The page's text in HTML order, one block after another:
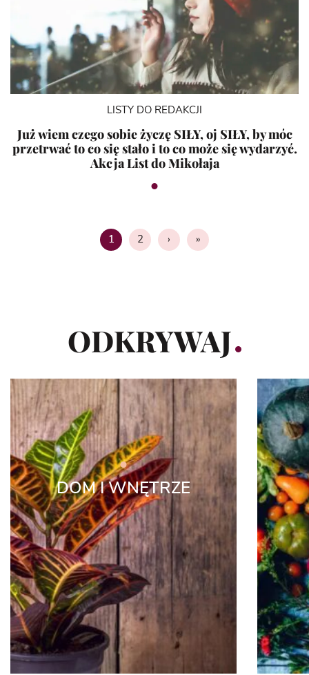
LISTY DO REDAKCJI
Już wiem czego sobie życzę SIŁY, oj SIŁY, by móc
przetrwać to co się stało i to co może się wydarzyć.
Akcja List do Mikołaja
1 Strona
2 › »
ODKRYWAJ
DOM I WNĘTRZE